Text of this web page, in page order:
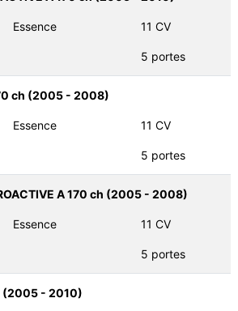
Essence 11 CV
5 portes
ch (2005 - 2008)
Essence 11 CV
5 portes
A 170 ch (2005 - 2008)
Essence 11 CV
5 portes
(2005 - 2010)